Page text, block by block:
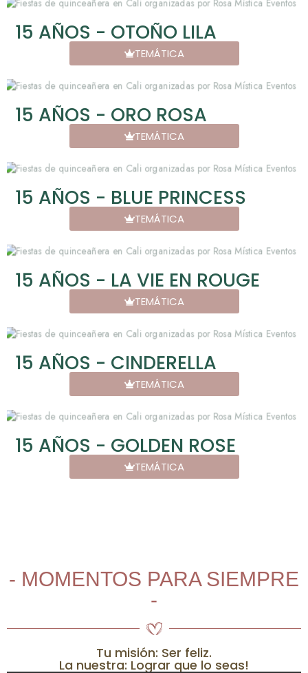
15 AÑOS - OTOÑO LILA
TEMÁTICA
15 AÑOS - ORO ROSA
TEMÁTICA
15 AÑOS - BLUE PRINCESS
TEMÁTICA
15 AÑOS - LA VIE EN ROUGE
TEMÁTICA
15 AÑOS - CINDERELLA
TEMÁTICA
15 AÑOS - GOLDEN ROSE
TEMÁTICA
- MOMENTOS PARA SIEMPRE
-
Tu misión: Ser feliz.
La nuestra: Lograr que lo seas!